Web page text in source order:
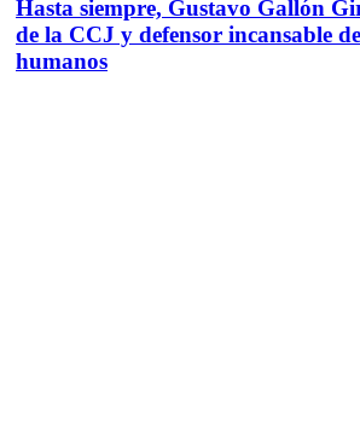
Hasta siempre, Gustavo Gallón
de la CCJ y defensor incansable
humanos